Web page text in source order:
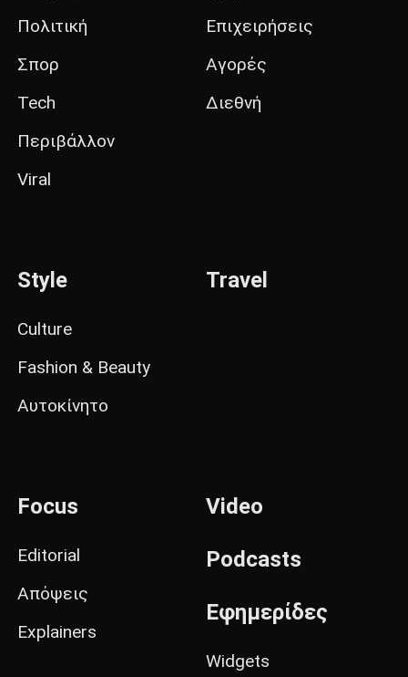
Πολιτική
Σπορ
Tech
Περιβάλλον
Viral
Επιχειρήσεις
Αγορές
Διεθνή
Style
Culture
Fashion & Beauty
Αυτοκίνητο
Travel
Focus
Editorial
Απόψεις
Explainers
Video
Podcasts
Εφημερίδες
Widgets